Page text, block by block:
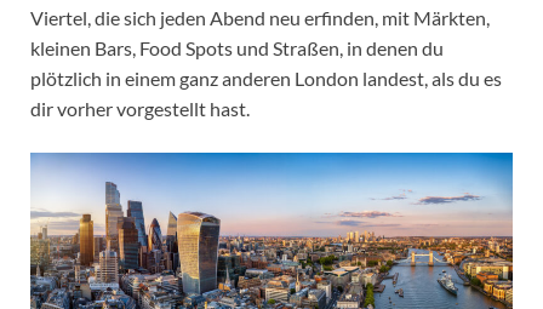
Viertel, die sich jeden Abend neu erfinden, mit Märkten,
kleinen Bars, Food Spots und Straßen, in denen du
plötzlich in einem ganz anderen London landest, als du es
dir vorher vorgestellt hast.